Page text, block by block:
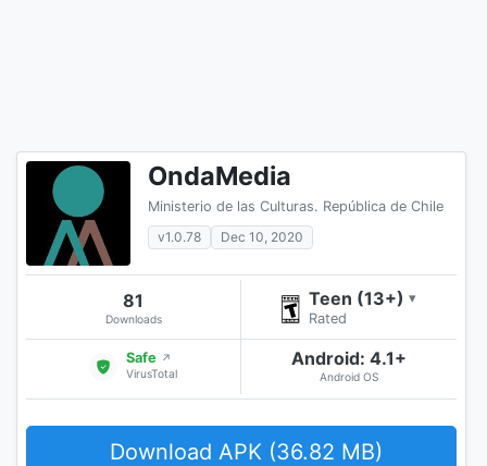
OndaMedia
Ministerio de las Culturas. República de Chile
v1.0.78
Dec 10, 2020
81
Downloads
Teen (13+) ▾
Rated
Safe ↗
VirusTotal
Android: 4.1+
Android OS
Download APK (36.82 MB)